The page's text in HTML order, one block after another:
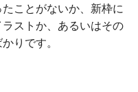
ことがないか、新枠に
ストか、あるいはその
りです。